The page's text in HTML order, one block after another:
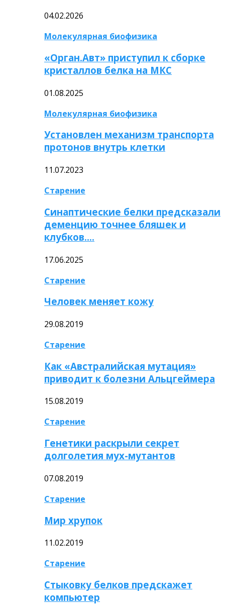
04.02.2026
Молекулярная биофизика
«Орган.Авт» приступил к сборке
кристаллов белка на МКС
01.08.2025
Молекулярная биофизика
Установлен механизм транспорта
протонов внутрь клетки
11.07.2023
Старение
Синаптические белки предсказали
деменцию точнее бляшек и
клубков….
17.06.2025
Старение
Человек меняет кожу
29.08.2019
Старение
Как «Австралийская мутация»
приводит к болезни Альцгеймера
15.08.2019
Старение
Генетики раскрыли секрет
долголетия мух-мутантов
07.08.2019
Старение
Мир хрупок
11.02.2019
Старение
Стыковку белков предскажет
компьютер